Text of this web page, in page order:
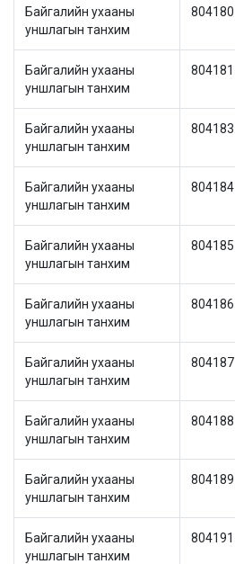
Байгалийн ухааны
уншлагын танхим
804180
Байгалийн ухааны
уншлагын танхим
804181
Байгалийн ухааны
уншлагын танхим
804183
Байгалийн ухааны
уншлагын танхим
804184
Байгалийн ухааны
уншлагын танхим
804185
Байгалийн ухааны
уншлагын танхим
804186
Байгалийн ухааны
уншлагын танхим
804187
Байгалийн ухааны
уншлагын танхим
804188
Байгалийн ухааны
уншлагын танхим
804189
Байгалийн ухааны
уншлагын танхим
804191